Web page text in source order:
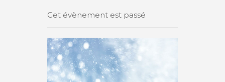
Cet évènement est passé